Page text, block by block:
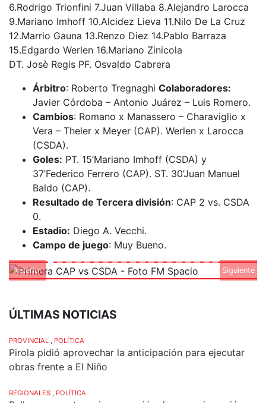
6.Rodrigo Trionfini 7.Juan Villaba 8.Alejandro Larocca
9.Mariano Imhoff 10.Alcidez Lieva 11.Nilo De La Cruz
12.Marrio Gauna 13.Renzo Diez 14.Pablo Barraza
15.Edgardo Werlen 16.Mariano Zinicola
DT. Josè Regis PF. Osvaldo Cabrera
Árbitro: Roberto Tregnaghi Colaboradores:
Javier Córdoba – Antonio Juárez – Luis Romero.
Cambios: Romano x Manassero – Charaviglio x
Vera – Theler x Meyer (CAP). Werlen x Larocca
(CSDA).
Goles: PT. 15’Mariano Imhoff (CSDA) y
37’Federico Ferrero (CAP). ST. 30’Juan Manuel
Baldo (CAP).
Resultado de Tercera división: CAP 2 vs. CSDA
0.
Estadio: Diego A. Vecchi.
Campo de juego: Muy Bueno.
Anterior Siguiente
ÚLTIMAS NOTICIAS
PROVINCIAL POLÍTICA
Pirola pidió aprovechar la anticipación para ejecutar
obras frente a El Niño
REGIONALES POLÍTICA